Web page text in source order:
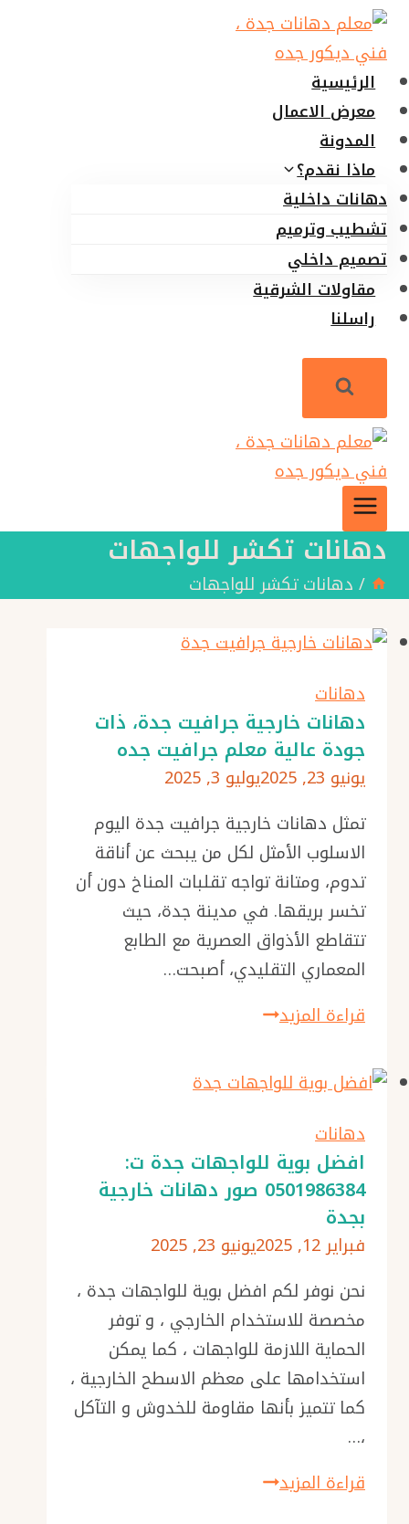
التجاوز
إلى
المحتوىالرئيسية
معرض الاعمال
المدونة
ماذا نقدم؟
دهانات داخلية
تشطيب وترميم
تصميم داخلي
مقاولات الشرقية
راسلنا
دهانات تكشر للواجهات
/ دهانات تكشر للواجهات
دهانات
دهانات خارجية جرافيت جدة، ذات
جودة عالية معلم جرافيت جده
يونيو 23, 2025
يوليو 3, 2025
تمثل دهانات خارجية جرافيت جدة اليوم
الاسلوب الأمثل لكل من يبحث عن أناقة
تدوم، ومتانة تواجه تقلبات المناخ دون أن
تخسر بريقها. في مدينة جدة، حيث
تتقاطع الأذواق العصرية مع الطابع
المعماري التقليدي، أصبحت…
قراءة المزيددهانات
جرافيت
جدة،
جودة
عالية
جرافيت
جده
دهانات
افضل بوية للواجهات جدة ت:
0501986384 صور دهانات خارجية
بجدة
فبراير 12, 2025
يونيو 23, 2025
نحن نوفر لكم افضل بوية للواجهات جدة ،
مخصصة للاستخدام الخارجي ، و توفر
الحماية اللازمة للواجهات ، كما يمكن
استخدامها على معظم الاسطح الخارجية ،
كما تتميز بأنها مقاومة للخدوش و التآكل
،…
قراءة المزيدافضل